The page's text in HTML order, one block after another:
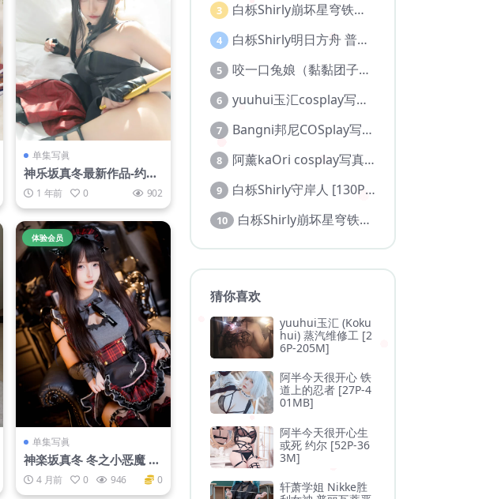
单集写眞
神乐坂真冬最新作品-约尔
太太你也不想[75P-144M
B]
1 年前 0 902
体验会员
单集写眞
神楽坂真冬 冬之小恶魔 [7
5P2V-577MB]
4 月前 0 946 0
3 白栎Shirly崩坏星穹铁道 大黑塔 [130P 30V]
4 白栎Shirly明日方舟 普瑞赛斯博士服[130P25V-5.76G]
5 咬一口兔娘（黏黏团子兔）cos写真图包合集
6 yuuhui玉汇cosplay写真合集
7 Bangni邦尼COSplay写真图集【持续更新】
8 阿薰kaOri cosplay写真作品合集
9 白栎Shirly守岸人 [130P 27V]
10 白栎Shirly崩坏星穹铁道 风堇 [108P 20V]
猜你喜欢
yuuhui玉汇 (Koku
hui) 蒸汽维修工 [2
6P-205M]
阿半今天很开心 铁
道上的忍者 [27P-4
01MB]
阿半今天很开心生
或死 约尔 [52P-36
3M]
轩萧学姐 Nikke胜